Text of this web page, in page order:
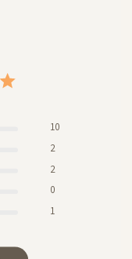
10
2
2
0
1